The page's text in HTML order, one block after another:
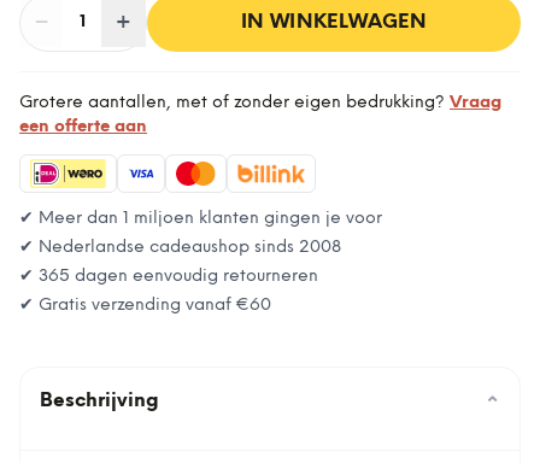
− Aantal
1 + IN WINKELWAGEN
Grotere aantallen, met of zonder eigen bedrukking? Vraag
een offerte aan
✔ Meer dan 1 miljoen klanten gingen je voor
✔ Nederlandse cadeaushop sinds 2008
✔ 365 dagen eenvoudig retourneren
✔ Gratis verzending vanaf €60
Beschrijving ⌄